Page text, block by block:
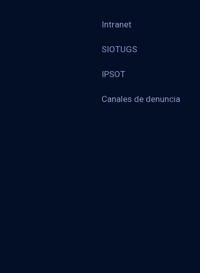
Intranet
SIOTUGS
IPSOT
Canales de denuncia